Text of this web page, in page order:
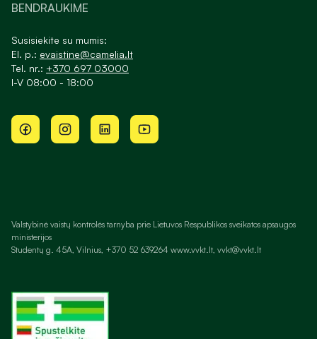
BENDRAUKIME
Susisiekite su mumis:
El. p.: evaistine@camelia.lt
Tel. nr.: +370 697 03000
I-V 08:00 - 18:00
Valstybinė vaistų kontrolės tarnyba prie Lietuvos Respublikos sveikatos apsaugos
ministerijos
Studentų g. 45A, Vilnius, +370 52 639264 www.vvkt.lt, vvkt@vvkt.lt